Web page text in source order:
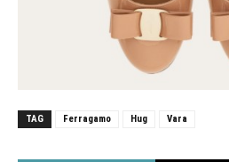
TAG Ferragamo Hug Vara